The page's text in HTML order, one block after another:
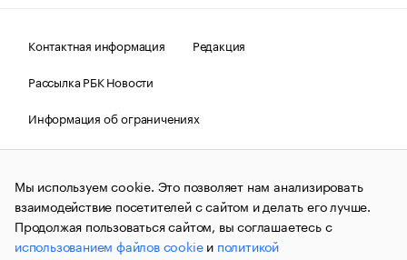
Контактная информация
Редакция
Рассылка РБК Новости
Информация об ограничениях
Правовая информация
О соблюдении авторских прав
© АО «РОСБИЗНЕСКОНСАЛТИНГ»,1995–2026.Сообщения
и материалы информационного агентства «РБК»
(зарегистрировано Федеральной службой по надзору в сфере
связи, информационных технологий и массовых
коммуникаций (Роскомнадзор) 09.12.2015 за номером ИА
Мы используем cookie. Это позволяет нам анализировать
взаимодействие посетителей с сайтом и делать его лучше.
Продолжая пользоваться сайтом, вы соглашаетесь с
использованием файлов cookieи политикой